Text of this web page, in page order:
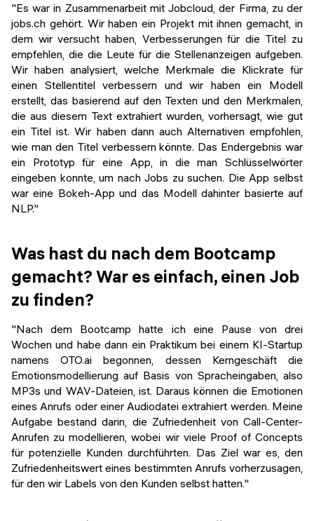
"Es war in Zusammenarbeit mit Jobcloud, der Firma, zu der
jobs.ch gehört. Wir haben ein Projekt mit ihnen gemacht, in
dem wir versucht haben, Verbesserungen für die Titel zu
empfehlen, die die Leute für die Stellenanzeigen aufgeben.
Wir haben analysiert, welche Merkmale die Klickrate für
einen Stellentitel verbessern und wir haben ein Modell
erstellt, das basierend auf den Texten und den Merkmalen,
die aus diesem Text extrahiert wurden, vorhersagt, wie gut
ein Titel ist. Wir haben dann auch Alternativen empfohlen,
wie man den Titel verbessern könnte. Das Endergebnis war
ein Prototyp für eine App, in die man Schlüsselwörter
eingeben konnte, um nach Jobs zu suchen. Die App selbst
war eine Bokeh-App und das Modell dahinter basierte auf
NLP."
Was hast du nach dem Bootcamp
gemacht? War es einfach, einen Job
zu finden?
"Nach dem Bootcamp hatte ich eine Pause von drei
Wochen und habe dann ein Praktikum bei einem KI-Startup
namens OTO.ai begonnen, dessen Kerngeschäft die
Emotionsmodellierung auf Basis von Spracheingaben, also
MP3s und WAV-Dateien, ist. Daraus können die Emotionen
eines Anrufs oder einer Audiodatei extrahiert werden. Meine
Aufgabe bestand darin, die Zufriedenheit von Call-Center-
Anrufen zu modellieren, wobei wir viele Proof of Concepts
für potenzielle Kunden durchführten. Das Ziel war es, den
Zufriedenheitswert eines bestimmten Anrufs vorherzusagen,
für den wir Labels von den Kunden selbst hatten."